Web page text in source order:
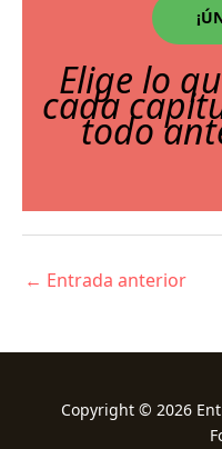
Elige lo
cada
todo
← Entrada anterior
Copyright © 2026